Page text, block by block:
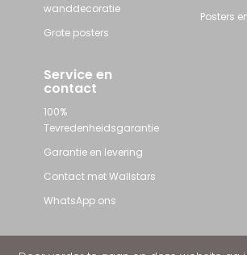
wanddecoratie
Grote posters
Posters
Service en
contact
100%
Tevredenheidsgarantie
Garantie en levering
Contact met Wallstars
WhatsApp ons